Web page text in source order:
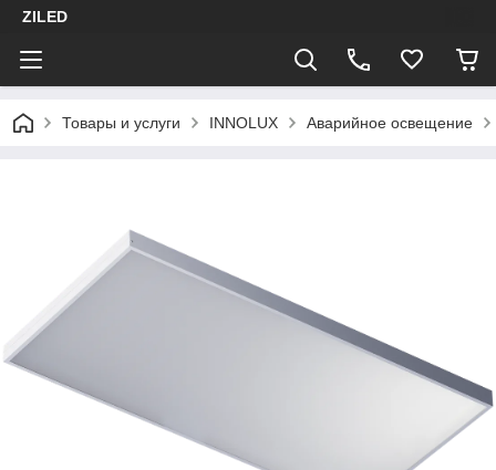
ZILED
Товары и услуги INNOLUX Аварийное освещение